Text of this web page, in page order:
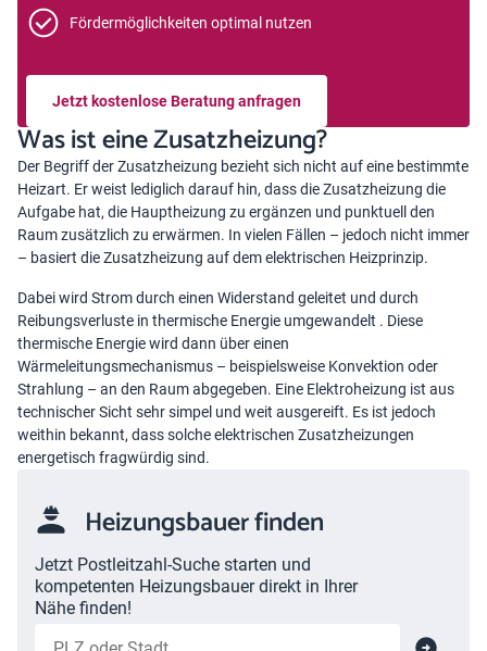
Fördermöglichkeiten optimal nutzen
Jetzt kostenlose Beratung anfragen
Was ist eine Zusatzheizung?
Der Begriff der Zusatzheizung bezieht sich nicht auf eine bestimmte
Heizart. Er weist lediglich darauf hin, dass die Zusatzheizung die
Aufgabe hat, die Hauptheizung zu ergänzen und punktuell den
Raum zusätzlich zu erwärmen. In vielen Fällen – jedoch nicht immer
– basiert die Zusatzheizung auf dem elektrischen Heizprinzip.
Dabei wird Strom durch einen Widerstand geleitet und durch
Reibungsverluste in thermische Energie umgewandelt . Diese
thermische Energie wird dann über einen
Wärmeleitungsmechanismus – beispielsweise Konvektion oder
Strahlung – an den Raum abgegeben. Eine Elektroheizung ist aus
technischer Sicht sehr simpel und weit ausgereift. Es ist jedoch
weithin bekannt, dass solche elektrischen Zusatzheizungen
energetisch fragwürdig sind.
Heizungsbauer finden
Jetzt Postleitzahl-Suche starten und
kompetenten Heizungsbauer direkt in Ihrer
Nähe finden!